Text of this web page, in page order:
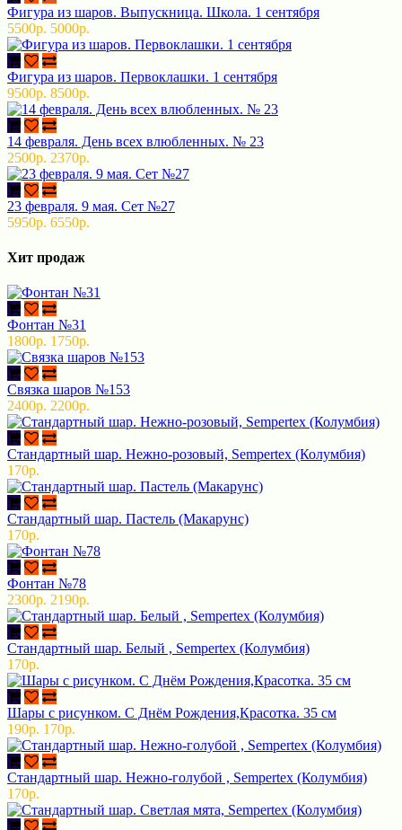
Фигура из шаров. Выпускница. Школа. 1 сентября
5500р. 5000р.
Фигура из шаров. Первоклашки. 1 сентября
9500р. 8500р.
14 февраля. День всех влюбленных. № 23
2500р. 2370р.
23 февраля. 9 мая. Сет №27
5950р. 6550р.
Хит продаж
Фонтан №31
1800р. 1750р.
Связка шаров №153
2400р. 2200р.
Стандартный шар. Нежно-розовый, Sempertex (Колумбия)
170р.
Стандартный шар. Пастель (Макарунс)
170р.
Фонтан №78
2300р. 2190р.
Стандартный шар. Белый , Sempertex (Колумбия)
170р.
Шары с рисунком. С Днём Рождения,Красотка. 35 см
190р. 170р.
Стандартный шар. Нежно-голубой , Sempertex (Колумбия)
170р.